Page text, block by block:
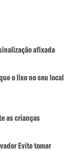
afixada
o lixo no seu local
as crianças
Evite tomar